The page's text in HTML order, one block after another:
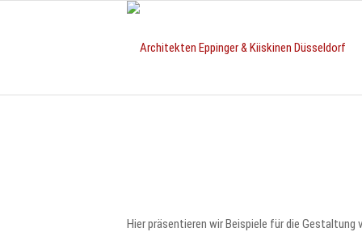
Hier präsentieren wir Beispiele für die Gestaltung